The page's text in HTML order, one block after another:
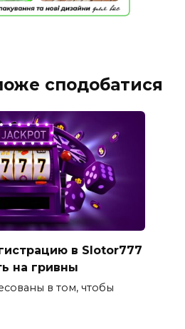
сподобатися
в Slotor777
на гривны
в том, чтобы